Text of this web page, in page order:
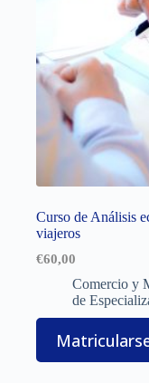
Curso de Análisis
viajeros
€60,00
Comercio y
de